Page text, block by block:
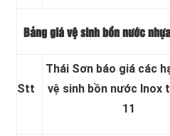
Bảng giá vệ sinh bồn nước
Stt
Thái Sơn báo giá các
vệ sinh bồn nước Inox
11